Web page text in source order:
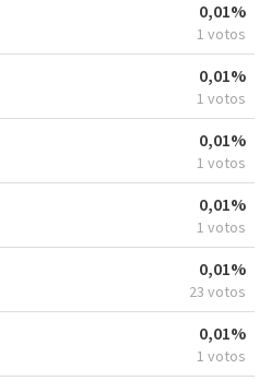
0,01%
1 votos
0,01%
1 votos
0,01%
1 votos
0,01%
1 votos
0,01%
23 votos
0,01%
1 votos